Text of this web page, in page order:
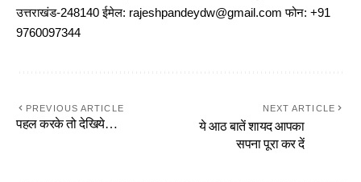
उत्तराखंड-248140 ईमेल: rajeshpandeydw@gmail.com फोन: +91
9760097344
PREVIOUS ARTICLE
पहल करके तो देखिये…
NEXT ARTICLE
ये आठ बातें शायद आपका
सपना पूरा कर दें